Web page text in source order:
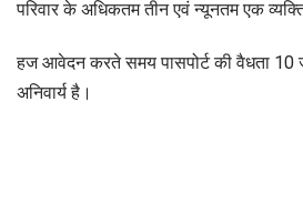
परिवार के अधिकतम तीन एवं न्यूनतम एक
हज आवेदन करते समय पासपोर्ट की वैधता 10
अनिवार्य है‌।